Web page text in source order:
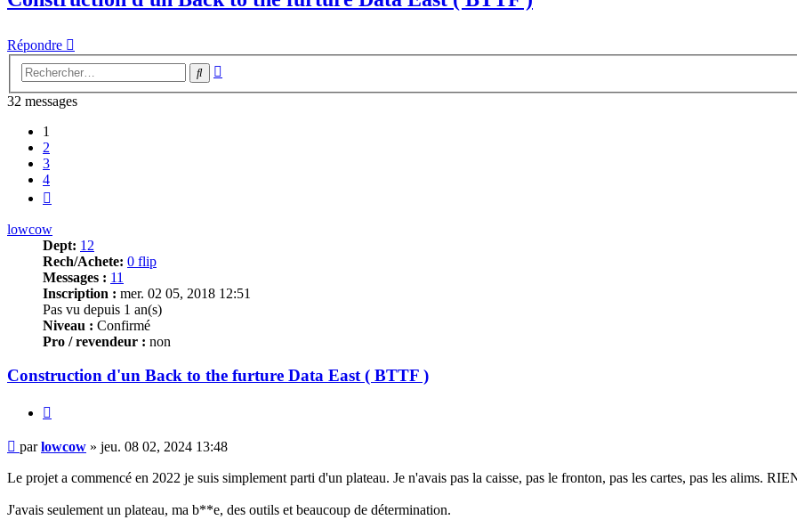
Répondre
Rechercher
32 messages
1
2
3
4
lowcow
Dept: 12
Rech/Achete: 0 flip
Messages : 11
Inscription : mer. 02 05, 2018 12:51
Pas vu depuis 1 an(s)
Niveau : Confirmé
Pro / revendeur : non
Construction d'un Back to the furture Data East ( BTTF )
Message
parlowcow » jeu. 08 02, 2024 13:48
Le projet a commencé en 2022 je suis simplement parti d'un plateau. Je n'avais pas la caisse, pas le fronton, pas les cartes, pas les alims.
J'avais seulement un plateau, ma b**e, des outils et beaucoup de détermination.